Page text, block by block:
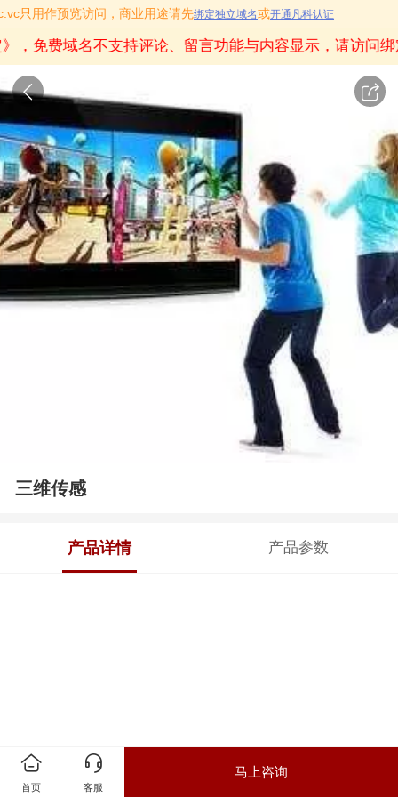
只用作预览访问，商业用途请先绑定独立域名或开通凡科认证
，免费域名不支持评论、留言功能与内容显示，请访问绑
三维传感
产品详情 产品参数
首页 客服
马上咨询